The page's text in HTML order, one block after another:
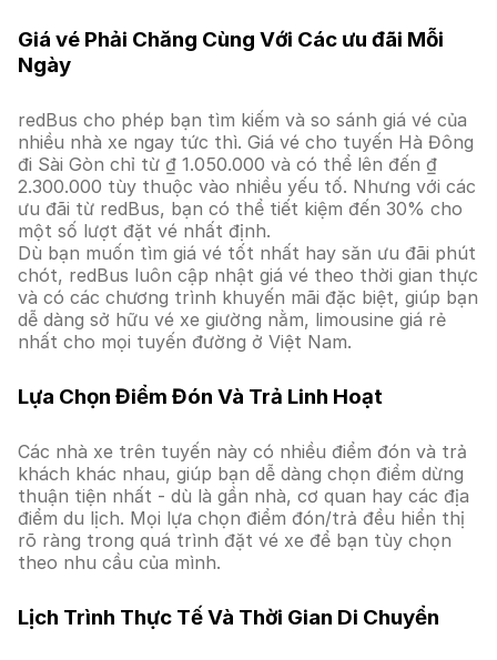
Giá vé Phải Chăng Cùng Với Các ưu đãi Mỗi
Ngày
redBus cho phép bạn tìm kiếm và so sánh giá vé của
nhiều nhà xe ngay tức thì. Giá vé cho tuyến Hà Đông
đi Sài Gòn chỉ từ ₫ 1.050.000 và có thể lên đến ₫
2.300.000 tùy thuộc vào nhiều yếu tố. Nhưng với các
ưu đãi từ redBus, bạn có thể tiết kiệm đến 30% cho
một số lượt đặt vé nhất định.
Dù bạn muốn tìm giá vé tốt nhất hay săn ưu đãi phút
chót, redBus luôn cập nhật giá vé theo thời gian thực
và có các chương trình khuyến mãi đặc biệt, giúp bạn
dễ dàng sở hữu vé xe giường nằm, limousine giá rẻ
nhất cho mọi tuyến đường ở Việt Nam.
Lựa Chọn Điểm Đón Và Trả Linh Hoạt
Các nhà xe trên tuyến này có nhiều điểm đón và trả
khách khác nhau, giúp bạn dễ dàng chọn điểm dừng
thuận tiện nhất - dù là gần nhà, cơ quan hay các địa
điểm du lịch. Mọi lựa chọn điểm đón/trả đều hiển thị
rõ ràng trong quá trình đặt vé xe để bạn tùy chọn
theo nhu cầu của mình.
Lịch Trình Thực Tế Và Thời Gian Di Chuyển